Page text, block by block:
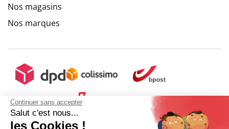
Continuer sans accepter
Salut c'est nous...
les Cookies !
Nos magasins
Nos marques